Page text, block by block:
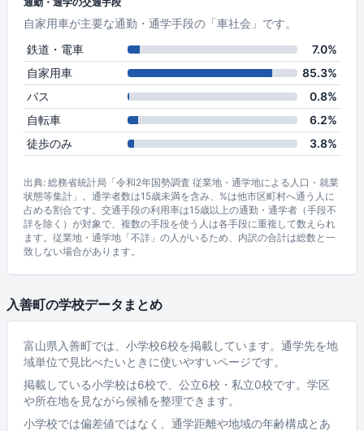
自家用車が主要な通勤・通学手段の「車社会」です。
鉄道・電車
7.0%
自家用車
85.3%
バス
0.8%
自転車
6.2%
徒歩のみ
3.8%
出典: 総務省統計局「令和2年国勢調査 従業地・通学地による人口・就業
状態等集計」。通学者数は15歳未満を含み、%は他市区町村へ通う人に
占める割合です。交通手段の利用率は15歳以上の通勤・通学者（手段不
詳を除く）が対象で、複数の手段を使う人は各手段に重複して数えられ
ます。従業地・通学地「不詳」の人がいるため、内訳の合計は総数と一
致しない場合があります。
入善町の学校データまとめ
富山県入善町では、小学校6校を掲載しています。通学先を地
域単位で見比べたいときに使いやすいページです。
掲載している小学校は6校で、公立6校・私立0校です。学区
や所在地を見ながら候補を整理できます。
小学校では偏差値ではなく、通学距離や地域の年齢構成とあ